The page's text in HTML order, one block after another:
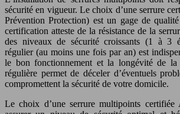
sécurité en vigueur. Le choix d’une serrure
Prévention Protection) est un gage de
certification atteste de la résistance de la
des niveaux de sécurité croissants (1 à 3
régulier (au moins une fois par an) est
le bon fonctionnement et la longévité de la
régulière permet de déceler d’éventuels
compromettent la sécurité de votre domicile.
Le choix d’une serrure multipoints